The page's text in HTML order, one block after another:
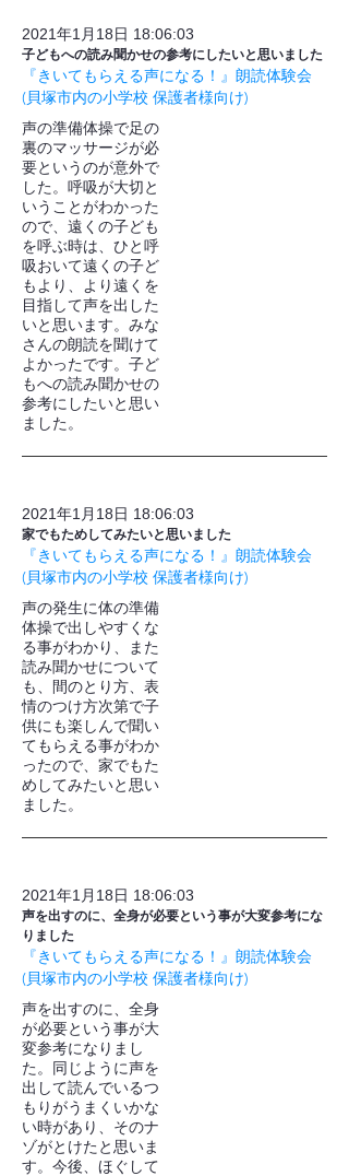
2021年1月18日 18:06:03
子どもへの読み聞かせの参考にしたいと思いました
『きいてもらえる声になる！』朗読体験会
(貝塚市内の小学校 保護者様向け)
声の準備体操で足の
裏のマッサージが必
要というのが意外で
した。呼吸が大切と
いうことがわかった
ので、遠くの子ども
を呼ぶ時は、ひと呼
吸おいて遠くの子ど
もより、より遠くを
目指して声を出した
いと思います。みな
さんの朗読を聞けて
よかったです。子ど
もへの読み聞かせの
参考にしたいと思い
ました。
2021年1月18日 18:06:03
家でもためしてみたいと思いました
『きいてもらえる声になる！』朗読体験会
(貝塚市内の小学校 保護者様向け)
声の発生に体の準備
体操で出しやすくな
る事がわかり、また
読み聞かせについて
も、間のとり方、表
情のつけ方次第で子
供にも楽しんで聞い
てもらえる事がわか
ったので、家でもた
めしてみたいと思い
ました。
2021年1月18日 18:06:03
声を出すのに、全身が必要という事が大変参考にな
りました
『きいてもらえる声になる！』朗読体験会
(貝塚市内の小学校 保護者様向け)
声を出すのに、全身
が必要という事が大
変参考になりまし
た。同じように声を
出して読んでいるつ
もりがうまくいかな
い時があり、そのナ
ゾがとけたと思いま
す。今後、ほぐして